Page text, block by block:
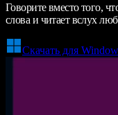
Говорите вместо того,
слова и читает вслух
Скачать для